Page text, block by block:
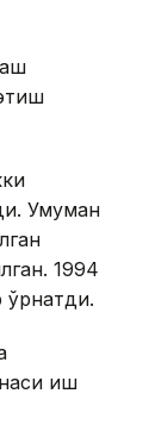
Умуман
1994
ўрнатди.
иш